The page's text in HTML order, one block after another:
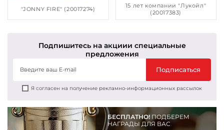
"JONNY FIRE" (20017274)
15 лет компании "Лукойл"
(20017383)
Подпишитесь на акциии специальные
предложения
Подписаться
Я согласен на получение рекламно-информационных рассылок
БЕСПЛАТНО!ПОДБЕРЕМ
НАГРАДЫ ДЛЯ ВАС